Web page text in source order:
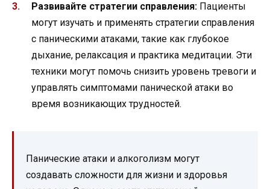
Развивайте стратегии справления: Пациенты
могут изучать и применять стратегии справления
с паническими атаками, такие как глубокое
дыхание, релаксация и практика медитации. Эти
техники могут помочь снизить уровень тревоги и
управлять симптомами панической атаки во
время возникающих трудностей.
Панические атаки и алкоголизм могут
создавать сложности для жизни и здоровья